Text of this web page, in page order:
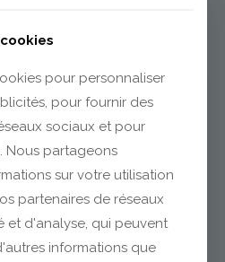
Ferrand
73 42 18 38
sa.fr
pour personnaliser
pour fournir des
sociaux et pour
Nous partageons
sur votre utilisation
partenaires de réseaux
et d'analyse, qui peuvent
informations que